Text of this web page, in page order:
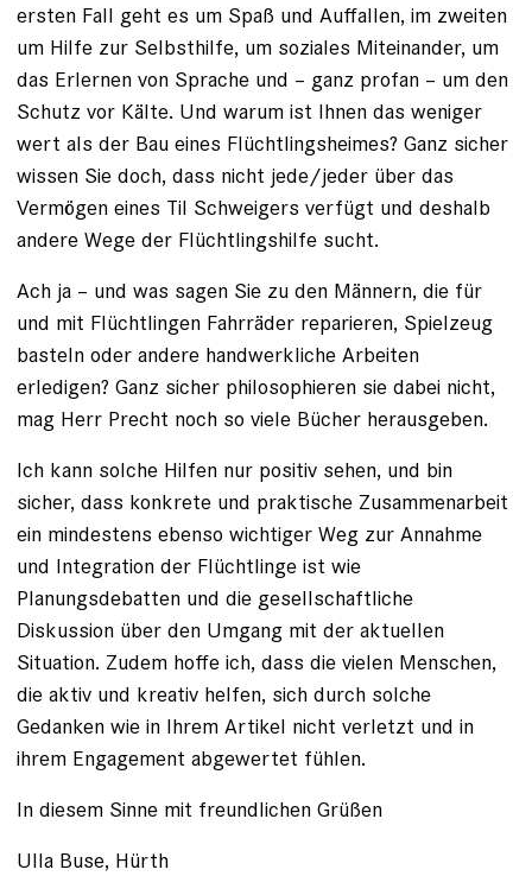
ersten Fall geht es um Spaß und Auffallen, im zweiten
um Hilfe zur Selbsthilfe, um soziales Miteinander, um
das Erlernen von Sprache und – ganz profan – um den
Schutz vor Kälte. Und warum ist Ihnen das weniger
wert als der Bau eines Flüchtlingsheimes? Ganz sicher
wissen Sie doch, dass nicht jede/jeder über das
Vermögen eines Til Schweigers verfügt und deshalb
andere Wege der Flüchtlingshilfe sucht.
Ach ja – und was sagen Sie zu den Männern, die für
und mit Flüchtlingen Fahrräder reparieren, Spielzeug
basteln oder andere handwerkliche Arbeiten
erledigen? Ganz sicher philosophieren sie dabei nicht,
mag Herr Precht noch so viele Bücher herausgeben.
Ich kann solche Hilfen nur positiv sehen, und bin
sicher, dass konkrete und praktische Zusammenarbeit
ein mindestens ebenso wichtiger Weg zur Annahme
und Integration der Flüchtlinge ist wie
Planungsdebatten und die gesellschaftliche
Diskussion über den Umgang mit der aktuellen
Situation. Zudem hoffe ich, dass die vielen Menschen,
die aktiv und kreativ helfen, sich durch solche
Gedanken wie in Ihrem Artikel nicht verletzt und in
ihrem Engagement abgewertet fühlen.
In diesem Sinne mit freundlichen Grüßen
Ulla Buse, Hürth